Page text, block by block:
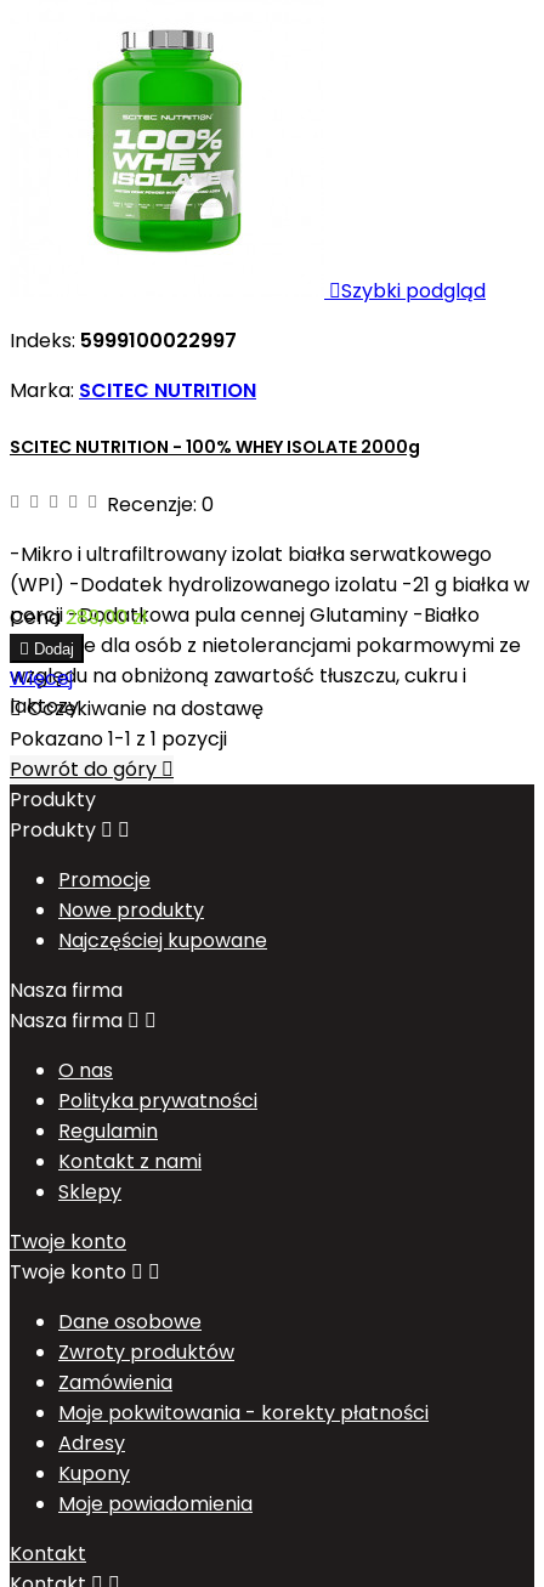
Szybki podgląd
Indeks: 5999100022997
Marka: SCITEC NUTRITION
SCITEC NUTRITION - 100% WHEY ISOLATE 2000g
Recenzje: 0
-Mikro i ultrafiltrowany izolat białka serwatkowego
(WPI) -Dodatek hydrolizowanego izolatu -21 g białka w
porcji -Dodatkowa pula cennej Glutaminy -Białko
właściwe dla osób z nietolerancjami pokarmowymi ze
względu na obniżoną zawartość tłuszczu, cukru i
laktozy
Cena289,00 zł
 Dodaj
Więcej
Oczekiwanie na dostawę
Pokazano 1-1 z 1 pozycji
Powrót do góry 
Produkty
Produkty  
Promocje
Nowe produkty
Najczęściej kupowane
Nasza firma
Nasza firma  
O nas
Polityka prywatności
Regulamin
Kontakt z nami
Sklepy
Twoje konto
Twoje konto  
Dane osobowe
Zwroty produktów
Zamówienia
Moje pokwitowania - korekty płatności
Adresy
Kupony
Moje powiadomienia
Kontakt